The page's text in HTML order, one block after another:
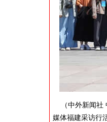
（中外新闻社
媒体福建采访行